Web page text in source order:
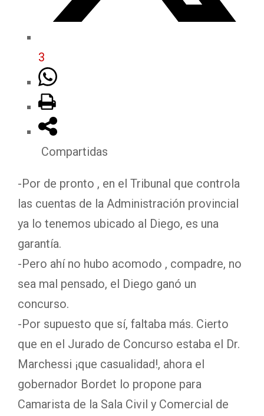
3
Compartidas
-Por de pronto , en el Tribunal que controla
las cuentas de la Administración provincial
ya lo tenemos ubicado al Diego, es una
garantía.
-Pero ahí no hubo acomodo , compadre, no
sea mal pensado, el Diego ganó un
concurso.
-Por supuesto que sí, faltaba más. Cierto
que en el Jurado de Concurso estaba el Dr.
Marchessi ¡que casualidad!, ahora el
gobernador Bordet lo propone para
Camarista de la Sala Civil y Comercial de